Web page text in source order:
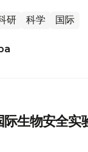
研 科学 国际
生物安全实